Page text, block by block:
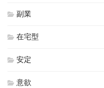
副業
在宅型
安定
意欲